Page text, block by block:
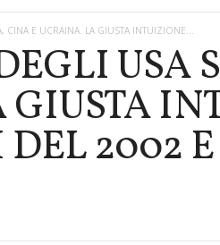
CINA E UCRAINA. LA GIUSTA INTUIZIONE...
USA
DEL 2002